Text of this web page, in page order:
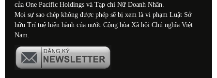
của One Pacific Holdings và Tạp chí Nữ Doanh Nhân.
Mọi sự sao chép không được phép sẽ bị xem là vi phạm Luật Sở
hữu Trí tuệ hiện hành của nước Cộng hòa Xã hội Chủ nghĩa Việt
Nam.